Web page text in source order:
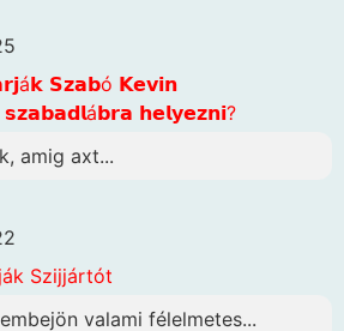
𝗦𝘇𝗮𝗯ó 𝗞𝗲𝘃𝗶𝗻
𝗵𝗲𝗹𝘆𝗲𝘇𝗻𝗶?
amig axt...
Szijjártót
valami félelmetes...